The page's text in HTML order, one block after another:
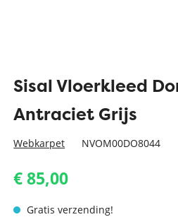
Sisal Vloerkleed
Antraciet Grijs
Webkarpet NVOM00DO8044
€ 85,00
Gratis verzending!